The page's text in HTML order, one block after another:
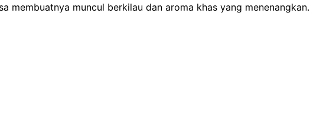
membuatnya muncul berkilau dan aroma khas yang menenangkan.